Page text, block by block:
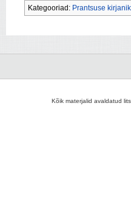
Kategooriad: Prantsuse
Kõik materjalid avaldatud